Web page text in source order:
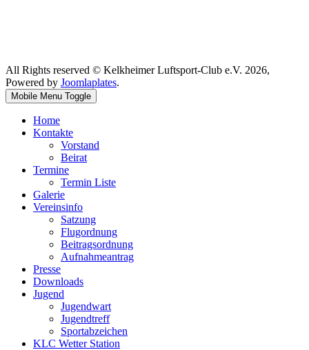
All Rights reserved © Kelkheimer Luftsport-Club e.V. 2026,
Powered by Joomlaplates.
Mobile Menu Toggle
Home
Kontakte
Vorstand
Beirat
Termine
Termin Liste
Galerie
Vereinsinfo
Satzung
Flugordnung
Beitragsordnung
Aufnahmeantrag
Presse
Downloads
Jugend
Jugendwart
Jugendtreff
Sportabzeichen
KLC Wetter Station